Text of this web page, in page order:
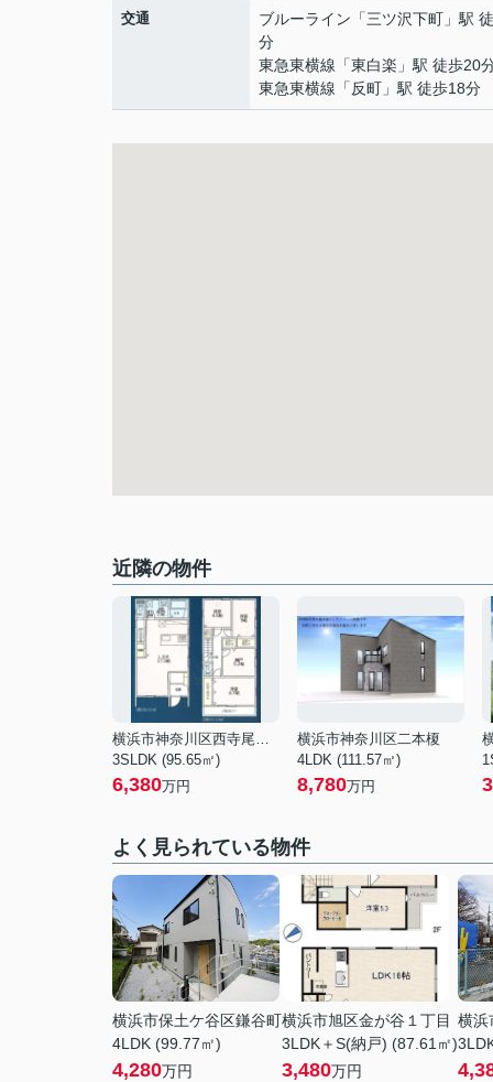
交通 ブルーライン 「三ツ沢下町 」駅
分
東急東横線 「東白楽 」駅 徒歩20
東急東横線 「 反町 」駅 徒歩18分
近隣の物件
横浜市神奈川区西寺尾１丁目
3SLDK (95.65㎡)
6,380万円
横浜市神奈川区二本榎
4LDK (111.57㎡)
8,780万円
よく見られている物件
横浜市保土ケ谷区鎌谷町
4LDK (99.77㎡)
4,280万円
横浜市旭区金が谷１丁目
3LDK＋S(納戸) (87.61㎡)
3,480万円
横浜